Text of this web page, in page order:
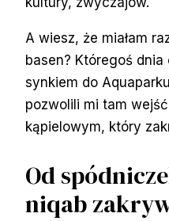
A wiesz, że miałam
basen? Któregoś dnia
synkiem do
pozwolili mi tam
kąpielowym, który
Od
niqab